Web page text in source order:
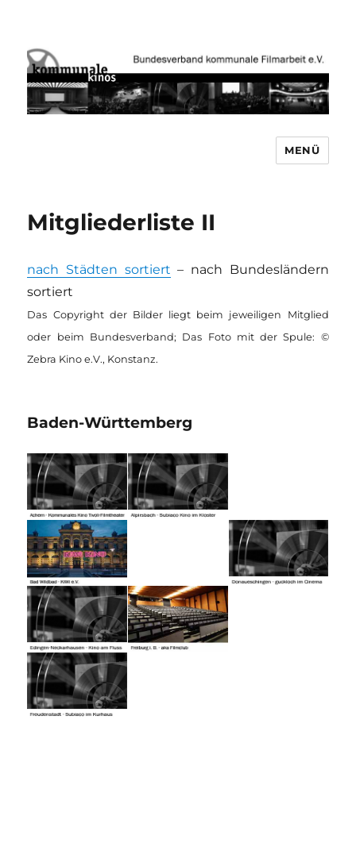
Bundesverband kommunale
MENÜ
Mitgliederliste II
nach Städten sortiert – nach Bundesländern
sortiert
Das Copyright der Bilder liegt beim jeweiligen Mitglied
oder beim Bundesverband; Das Foto mit der Spule: ©
Zebra Kino e.V., Konstanz.
Baden-Württemberg